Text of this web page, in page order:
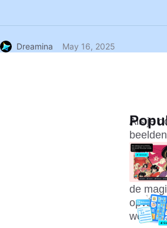
Dreamina May 16, 2025
Als je
de
is,
de
we erin